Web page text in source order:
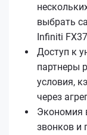
выбрать
Infiniti
Доступ к
партнеры
условия,
через
Экономия
звонков и